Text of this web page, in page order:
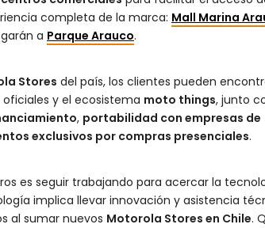
completa de la marca: Mall Marina
a Parque Arauco.
Stores del país, los clientes pueden
oficiales y el ecosistema moto things, junto
, portabilidad con empresas de
exclusivos por compras presenciales.
es seguir trabajando para acercar la
implica llevar innovación y asistencia
al sumar nuevos Motorola Stores en Chile.